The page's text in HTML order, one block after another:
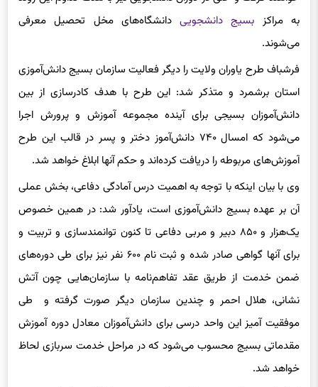
می‌شوند.
فرشباف طرح یاوران ولایت را دیگر فعالیت سازمان بسیج دانش‌آموزی
استان برشمرد و متذکر شد: این طرح با هدف کادرسازی از بین
دانش‌آموزان بسیجی برای آینده مجموعه آموزش و پرورش اجرا
می‌شود که امسال ۷۴۰ دانش‌آموز دختر و پسر در قالب این طرح
آموزش‌های مربوطه را دریافت کرده‌اند و حکم آنها ابلاغ خواهد شد.
وی با بیان اینکه با توجه به اهمیت درس آمادگی دفاعی، بخش عملی
آن بر عهده بسیج دانش‌آموزی است، یادآور شد: در همین خصوص
یک‌هزار و ۸۵۰ دبیر و مربی دفاعی تا کنون توانمندسازی و تربیت و
برای آنها گواهی صادر شده و ثبت نام ۶۰۰ نفر نیز برای طی دوره‌های
ضمن خدمت از طریق عقد تفاهم‌نامه با سازمان‌هایی چون آتش‌
نشانی، هلال احمر و چندین سازمان دیگر صورت گرفته و طی
موفقیت آمیز این واحد درسی برای دانش‌آموزان معادل دوره آموزش
مقدماتی بسیج محسوب می‌شود که در مراحل خدمت سربازی لحاظ
خواهد شد.
فرشباف در خصوص برنامه‌های بسیج سازندگی سازمان بسیج